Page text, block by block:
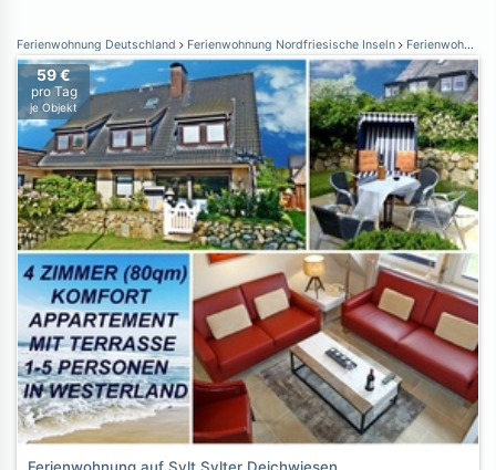
Ferienwohnung Deutschland Ferienwohnung Nordfriesische Inseln Ferienwohnung Sylt
59 €
pro Tag
je Objekt